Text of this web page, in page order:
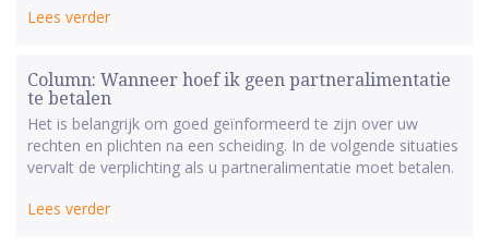
Lees verder
Column: Wanneer hoef ik geen partneralimentatie
te betalen
Het is belangrijk om goed geïnformeerd te zijn over uw
rechten en plichten na een scheiding. In de volgende situaties
vervalt de verplichting als u partneralimentatie moet betalen.
Lees verder